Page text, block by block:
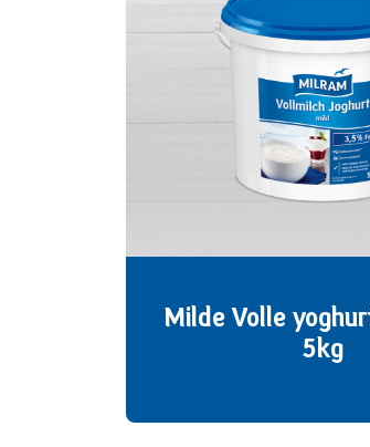
Milde Volle
5kg